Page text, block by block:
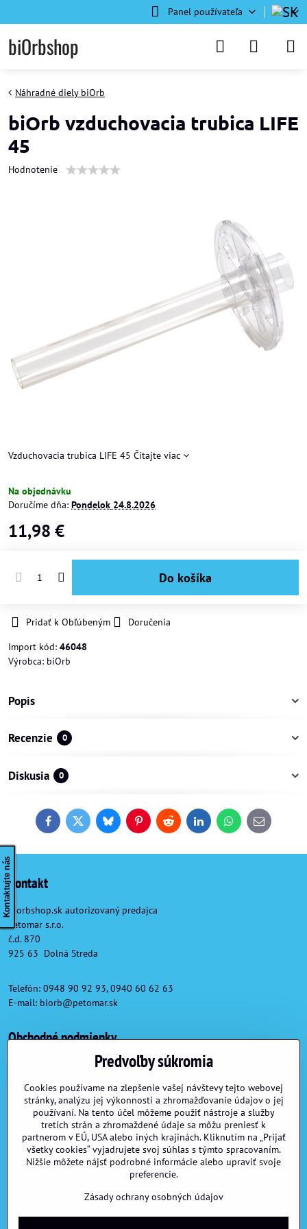
Panel používateľa
biOrbshop
Náhradné diely biOrb
biOrb vzduchovacia trubica LIFE
45
Hodnotenie
Vzduchovacia trubica LIFE 45 Čítajte viac
Na objednávku
Doručíme dňa: Pondelok 24.8.2026
11,98 €
Do košíka
Pridať k Obľúbeným
Doručenia
Import kód: 46048
Výrobca: biOrb
Popis
Recenzie 0
Diskusia 0
FacebookTwitterBlueskyPinterestReddit LinkedInWhatsApp
E-
mail
Kontakt
Biorbshop.sk autorizovaný predajca
Petomar s.r.o.
č.d. 870
925 63 Dolná Streda
Telefón: 0948 90 92 93, 0940 60 62 63
E-mail: biorb@petomar.sk
Obchodné podmienky
Obchodné podmienky
Reklamačné podmienky
Formulár na odstúpenie od zmluvy
Kontaktujte nás
Užitočné linky
Predvoľby súkromia
Cookies používame na zlepšenie vašej návštevy tejto webovej
stránky, analýzu jej výkonnosti a zhromažďovanie údajov o jej
používaní. Na tento účel môžeme použiť nástroje a služby
tretích strán a zhromaždené údaje sa môžu preniesť k
partnerom v EÚ, USA alebo iných krajinách. Kliknutím na „Prijať
všetky cookies“ vyjadrujete svoj súhlas s týmto spracovaním.
Nižšie môžete nájsť podrobné informácie alebo upraviť svoje
preferencie.
Zásady ochrany osobných údajov